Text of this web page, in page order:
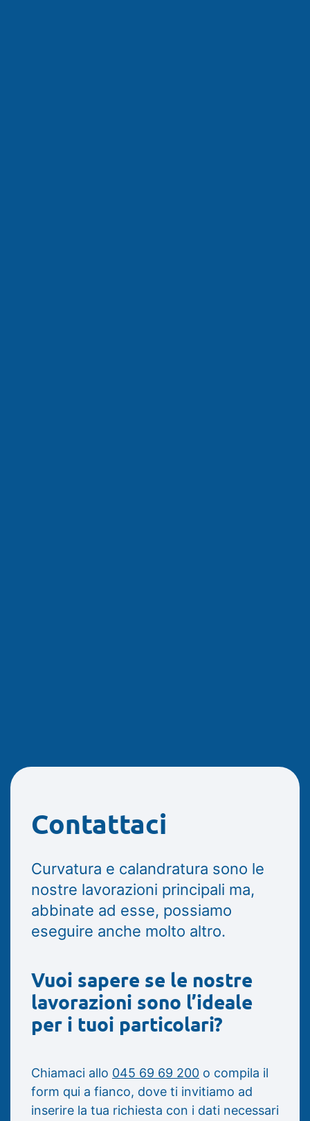
Contattaci
Curvatura e calandratura sono le
nostre lavorazioni principali ma,
abbinate ad esse, possiamo
eseguire anche molto altro.
Vuoi sapere se le nostre
lavorazioni sono l’ideale
per i tuoi particolari?
Chiamaci allo 045 69 69 200 o compila il
form qui a fianco, dove ti invitiamo ad
inserire la tua richiesta con i dati necessari